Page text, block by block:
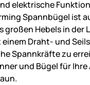
elektrische
Spannbügel ist
großen Hebels in der
Draht- und
Spannkräfte zu
und Bügel für Ihre